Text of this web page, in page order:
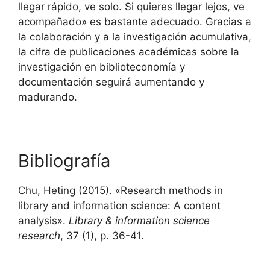
llegar rápido, ve solo. Si quieres llegar lejos, ve
acompañado» es bastante adecuado. Gracias a
la colaboración y a la investigación acumulativa,
la cifra de publicaciones académicas sobre la
investigación en biblioteconomía y
documentación seguirá aumentando y
madurando.
Bibliografía
Chu, Heting (2015). «Research methods in
library and information science: A content
analysis». Library & information science
research, 37 (1), p. 36-41.